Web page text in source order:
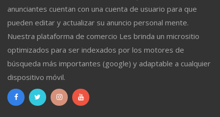
anunciantes cuentan con una cuenta de usuario para que
pueden editar y actualizar su anuncio personal mente.
Nuestra plataforma de comercio Les brinda un micrositio
optimizados para ser indexados por los motores de
búsqueda más importantes (google) y adaptable a cualquier
dispositivo móvil.